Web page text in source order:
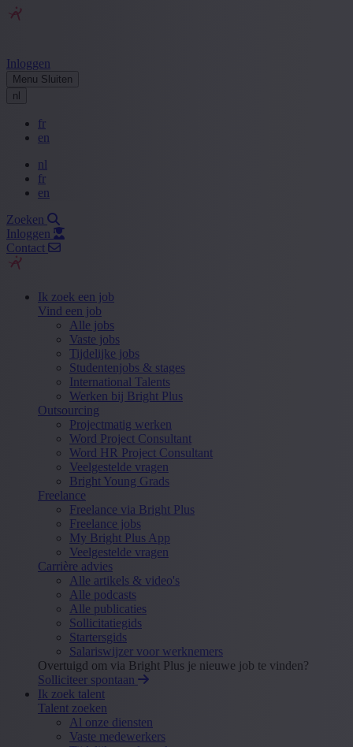
Inloggen
Menu Sluiten
nl
fr
en
nl
fr
en
Zoeken
Inloggen
Contact
Ik zoek een job
Vind een job
Alle jobs
Vaste jobs
Tijdelijke jobs
Studentenjobs & stages
International Talents
Werken bij Bright Plus
Outsourcing
Projectmatig werken
Word Project Consultant
Word HR Project Consultant
Veelgestelde vragen
Bright Young Grads
Freelance
Freelance via Bright Plus
Freelance jobs
My Bright Plus App
Veelgestelde vragen
Carrière advies
Alle artikels & video's
Alle podcasts
Alle publicaties
Sollicitatiegids
Startersgids
Salariswijzer voor werknemers
Overtuigd om via Bright Plus je nieuwe job te vinden?
Solliciteer spontaan
Ik zoek talent
Talent zoeken
Al onze diensten
Vaste medewerkers